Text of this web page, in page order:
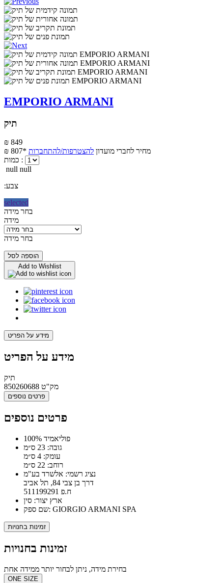
EMPORIO ARMANI
תיק
₪ 849
₪ 807*
מחיר לחברי מועדון להצטרפות/להתחברות
כמות :
null null
:צבע
selected
בחר מידה
מידה
בחר מידה
הוספה לסל
Add to Wishlist
מידע על הפריט
מידע על הפריט
תיק
מק"ט 850260688
פרטים נוספים
פרטים נוספים
100% פוליאמיד
גובה: 23 ס״מ
עומק: 4 ס״מ
רוחב: 22 ס״מ
נציג רשמי: אלשרד בע"מ
דרך בן צבי 84, תל אביב
ח.פ 511199291
ארץ יצור: סין
שם ספק: GIORGIO ARMANI SPA
זמינות בחנויות
זמינות בחנויות
בחירת מידה, ניתן לבחור יותר ממידה אחת
ONE SIZE